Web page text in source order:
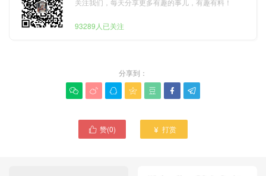
93289人已关注
分享到：
      
 赞(0)  打赏